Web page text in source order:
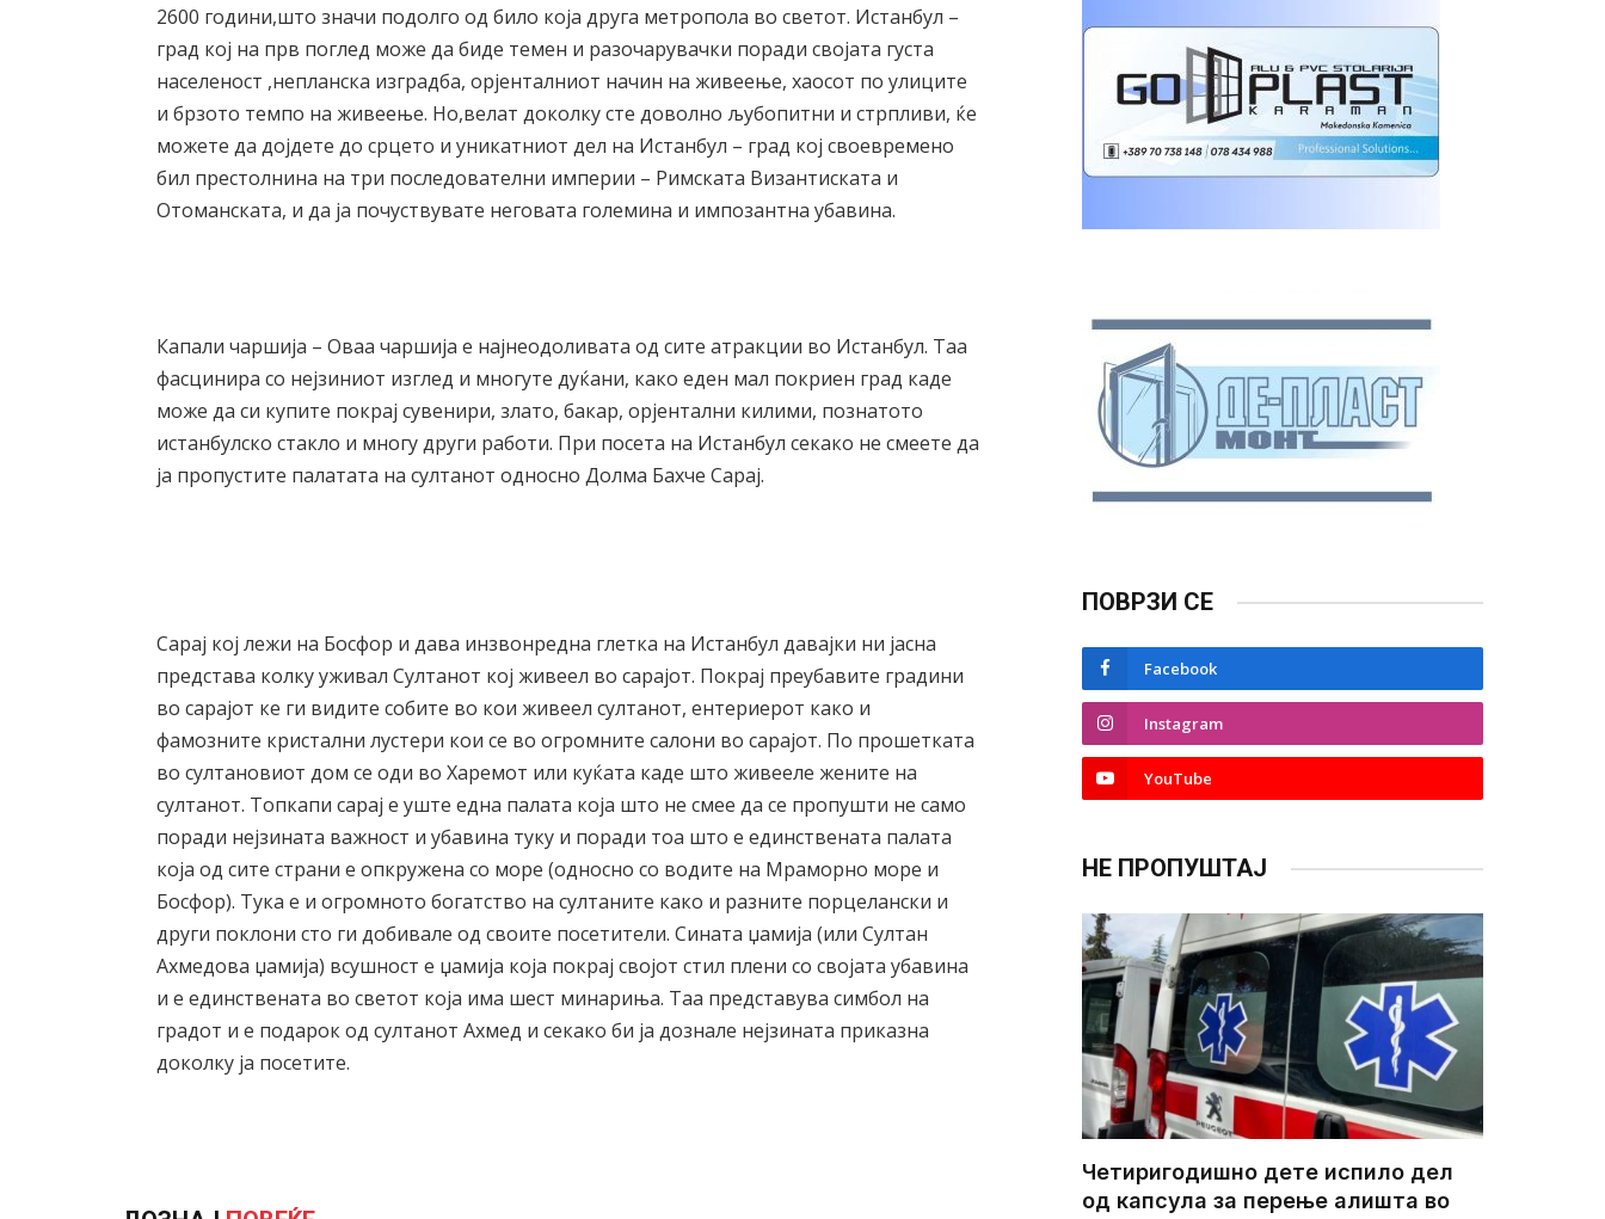
2600 години,што значи подолго од било која друга метропола во светот. Истанбул –
град кој на прв поглед може да биде темен и разочарувачки поради својата густа
населеност ,непланска изградба, орјенталниот начин на живеење, хаосот по улиците
и брзото темпо на живеење. Но,велат доколку сте доволно љубопитни и стрпливи, ќе
можете да дојдете до срцето и уникатниот дел на Истанбул – град кој своевремено
бил престолнина на три последователни империи – Римската Византиската и
Отоманската, и да ја почуствувате неговата големина и импозантна убавина.
Капали чаршија – Оваа чаршија е најнеодоливата од сите атракции во Истанбул. Таа
фасцинира со нејзиниот изглед и многуте дуќани, како еден мал покриен град каде
може да си купите покрај сувенири, злато, бакар, орјентални килими, познатото
истанбулско стакло и многу други работи. При посета на Истанбул секако не смеете да
ја пропустите палатата на султанот односно Долма Бахче Сарај.
Сарај кој лежи на Босфор и дава инзвонредна глетка на Истанбул давајки ни јасна
представа колку уживал Султанот кој живеел во сарајот. Покрај преубавите градини
во сарајот ке ги видите собите во кои живеел султанот, ентериерот како и
фамозните кристални лустери кои се во огромните салони во сарајот. По прошетката
во султановиот дом се оди во Харемот или куќата каде што живееле жените на
султанот. Топкапи сарај е уште една палата која што не смее да се пропушти не само
поради нејзината важност и убавина туку и поради тоа што е единствената палата
која од сите страни е опкружена со море (односно со водите на Мраморно море и
Босфор). Тука е и огромното богатство на султаните како и разните порцелански и
други поклони сто ги добивале од своите посетители. Сината џамија (или Султан
Ахмедова џамија) всушност е џамија која покрај својот стил плени со својата убавина
и е единствената во светот која има шест минариња. Таа представува симбол на
градот и е подарок од султанот Ахмед и секако би ја дознале нејзината приказна
доколку ја посетите.
ПОВРЗИ СЕ
Facebook
Instagram
YouTube
НЕ ПРОПУШТАЈ
Четиригодишно дете испило дел
од капсула за перење алишта во